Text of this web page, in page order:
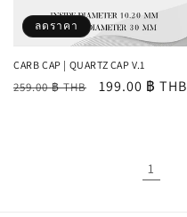
ลดราคา
CARB CAP | QUARTZ CAP V.1
ราคา
259.00 ฿ THB
ราคา
199.00 ฿ THB
1